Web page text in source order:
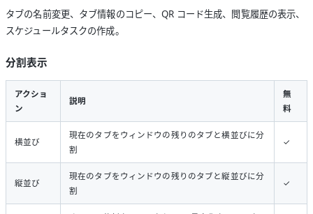
タブの名前変更、タブ情報のコピー、QR コード生成、閲覧履歴の表示、
スケジュールタスクの作成。
分割表示
アクショ
ン
説明
無
料
横並び
現在のタブをウィンドウの残りのタブと横並びに分
割
✓
縦並び
現在のタブをウィンドウの残りのタブと縦並びに分
割
✓